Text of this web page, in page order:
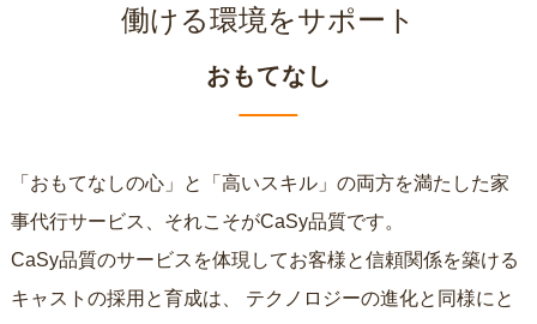
働ける環境をサポート
おもてなし
「おもてなしの心」と「高いスキル」の両方を満たした家
事代行サービス、それこそがCaSy品質です。
CaSy品質のサービスを体現してお客様と信頼関係を築ける
キャストの採用と育成は、